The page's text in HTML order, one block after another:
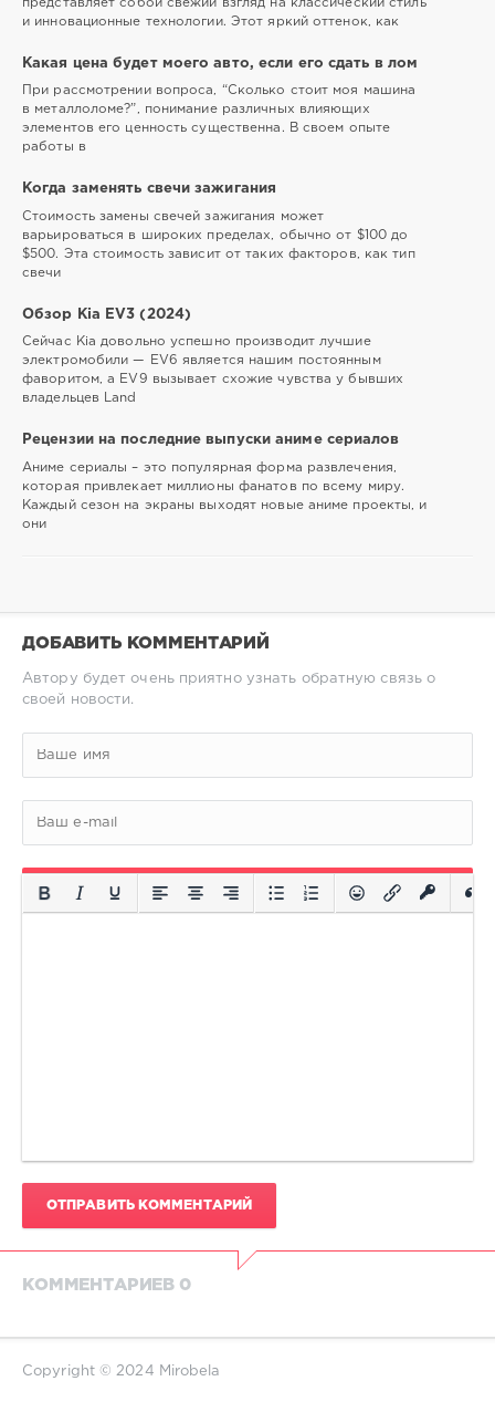
представляет собой свежий взгляд на классический стиль
и инновационные технологии. Этот яркий оттенок, как
Какая цена будет моего авто, если его сдать в лом
При рассмотрении вопроса, “Сколько стоит моя машина
в металлоломе?”, понимание различных влияющих
элементов его ценность существенна. В своем опыте
работы в
Когда заменять свечи зажигания
Стоимость замены свечей зажигания может
варьироваться в широких пределах, обычно от $100 до
$500. Эта стоимость зависит от таких факторов, как тип
свечи
Обзор Kia EV3 (2024)
Сейчас Kia довольно успешно производит лучшие
электромобили — EV6 является нашим постоянным
фаворитом, а EV9 вызывает схожие чувства у бывших
владельцев Land
Рецензии на последние выпуски аниме сериалов
Аниме сериалы – это популярная форма развлечения,
которая привлекает миллионы фанатов по всему миру.
Каждый сезон на экраны выходят новые аниме проекты, и
они
ДОБАВИТЬ КОММЕНТАРИЙ
Автору будет очень приятно узнать обратную связь о
своей новости.
ОТПРАВИТЬ КОММЕНТАРИЙ
КОММЕНТАРИЕВ 0
Copyright © 2024 Mirobela